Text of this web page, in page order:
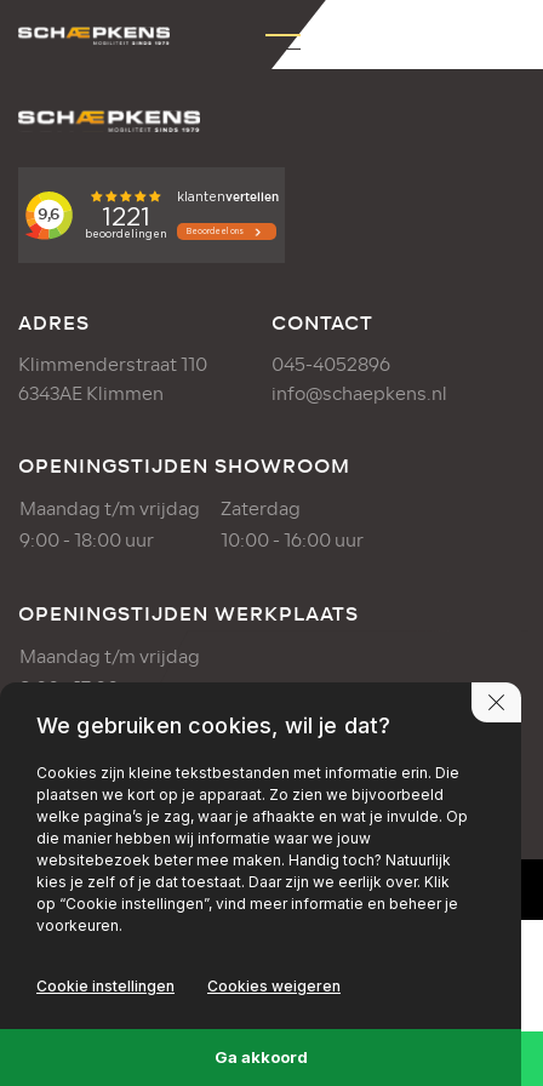
ADRES
Klimmenderstraat 110
6343AE Klimmen
CONTACT
045-4052896
info@schaepkens.nl
OPENINGSTIJDEN SHOWROOM
Maandag t/m vrijdag
Zaterdag
9:00 - 18:00 uur
10:00 - 16:00 uur
OPENINGSTIJDEN WERKPLAATS
Maandag t/m vrijdag
8:00 - 17:00 uur
+EMAIL +FACEBOOK+INSTAGRAM
We gebruiken cookies, wil je dat?
Cookies zijn kleine tekstbestanden met informatie erin. Die
plaatsen we kort op je apparaat. Zo zien we bijvoorbeeld
welke pagina’s je zag, waar je afhaakte en wat je invulde. Op
die manier hebben wij informatie waar we jouw
websitebezoek beter mee maken. Handig toch? Natuurlijk
kies je zelf of je dat toestaat. Daar zijn we eerlijk over. Klik
op “Cookie instellingen”, vind meer informatie en beheer je
voorkeuren.
Cookie instellingen Cookies weigeren
Ga akkoord